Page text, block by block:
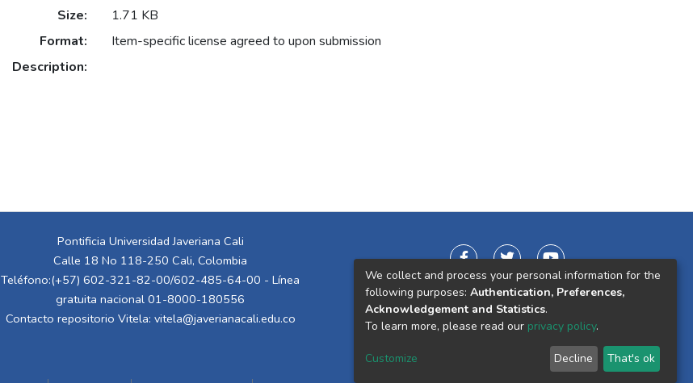
Size:
1.71 KB
Format:
Item-specific license agreed to upon submission
Description:
Pontificia Universidad Javeriana Cali
Calle 18 No 118-250 Cali, Colombia
Teléfono:(+57) 602-321-82-00/602-485-64-00 - Línea
gratuita nacional 01-8000-180556
Contacto repositorio Vitela: vitela@javerianacali.edu.co
We collect and process your personal information for the
following purposes: Authentication, Preferences,
Acknowledgement and Statistics.
To learn more, please read our privacy policy.
Customize Decline That's ok